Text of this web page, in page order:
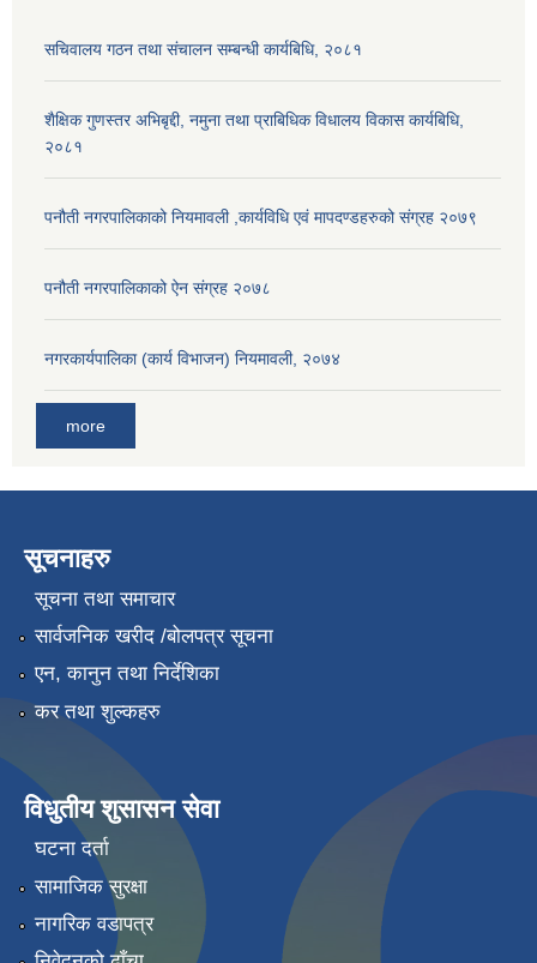
सचिवालय गठन तथा संचालन सम्बन्धी कार्यबिधि, २०८१
शैक्षिक गुणस्तर अभिबृद्दी, नमुना तथा प्राबिधिक विधालय विकास कार्यबिधि,
२०८१
पनौती नगरपालिकाको नियमावली ,कार्यविधि एवं मापदण्डहरुको संग्रह २०७९
पनौती नगरपालिकाको ऐन संग्रह २०७८
नगरकार्यपालिका (कार्य विभाजन) नियमावली, २०७४
more
सूचनाहरु
सूचना तथा समाचार
सार्वजनिक खरीद /बोलपत्र सूचना
एन, कानुन तथा निर्देशिका
कर तथा शुल्कहरु
विधुतीय शुसासन सेवा
घटना दर्ता
सामाजिक सुरक्षा
नागरिक वडापत्र